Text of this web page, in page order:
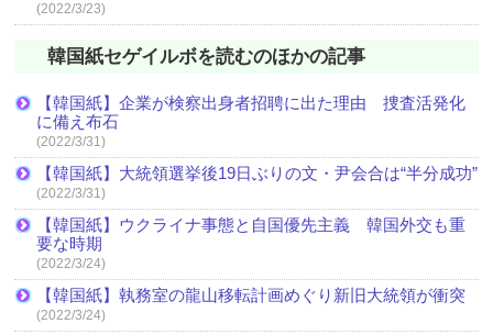
(2022/3/23)
韓国紙セゲイルボを読むのほかの記事
【韓国紙】企業が検察出身者招聘に出た理由 捜査活発化
に備え布石
(2022/3/31)
【韓国紙】大統領選挙後19日ぶりの文・尹会合は“半分成功”
(2022/3/31)
【韓国紙】ウクライナ事態と自国優先主義 韓国外交も重
要な時期
(2022/3/24)
【韓国紙】執務室の龍山移転計画めぐり新旧大統領が衝突
(2022/3/24)